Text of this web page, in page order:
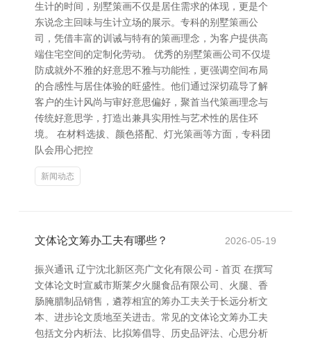
生计的时间，别墅策画不仅是居住需求的体现，更是个
东说念主回味与生计立场的展示。专科的别墅策画公
司，凭借丰富的训诫与特有的策画理念，为客户提供高
端住宅空间的定制化劳动。 优秀的别墅策画公司不仅堤
防成就外不雅的好意思不雅与功能性，更强调空间布局
的合感性与居住体验的旺盛性。他们通过深切疏导了解
客户的生计风尚与审好意思偏好，聚首当代策画理念与
传统好意思学，打造出兼具实用性与艺术性的居住环
境。 在材料选拔、颜色搭配、灯光策画等方面，专科团
队会用心把控
新闻动态
文体论文筹办工夫有哪些？ 2026-05-19
振兴通讯 辽宁沈北新区亮广文化有限公司 - 首页 在撰写
文体论文时宣威市斯莱夕火腿食品有限公司、火腿、香
肠腌腊制品销售，遴荐相宜的筹办工夫关于长远分析文
本、进步论文质地至关进击。常见的文体论文筹办工夫
包括文分内析法、比拟筹倡导、历史品评法、心思分析